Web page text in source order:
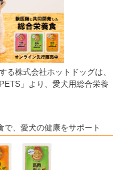
る株式会社ホットドッグは、
」より、愛犬用総合栄養
で、愛犬の健康をサポート